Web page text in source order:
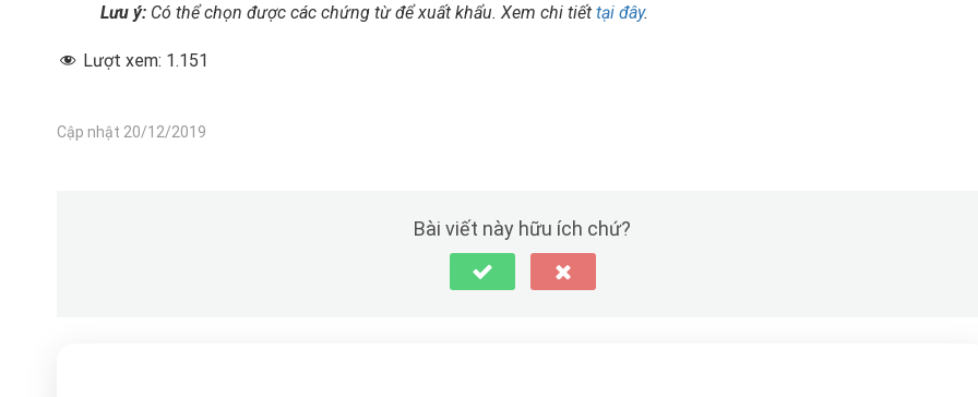
Lưu ý: Có thể chọn được các chứng từ để xuất khẩu. Xem chi tiết tại đây.
Lượt xem: 1.151
Cập nhật 20/12/2019
Bài viết này hữu ích chứ?